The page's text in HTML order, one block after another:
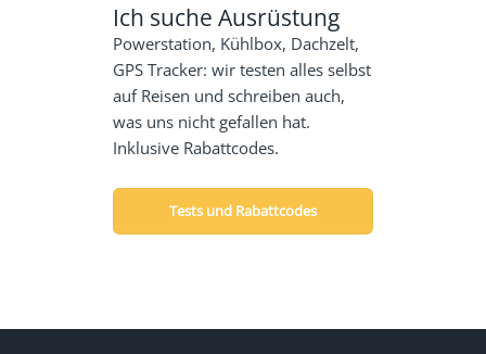
Ich suche Ausrüstung
Powerstation, Kühlbox, Dachzelt,
GPS Tracker: wir testen alles selbst
auf Reisen und schreiben auch,
was uns nicht gefallen hat.
Inklusive Rabattcodes.
Tests und Rabattcodes